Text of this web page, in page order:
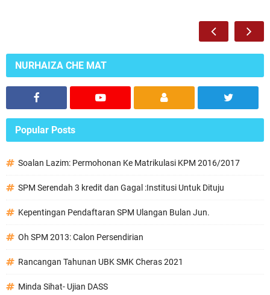
NURHAIZA CHE MAT
Popular Posts
Soalan Lazim: Permohonan Ke Matrikulasi KPM 2016/2017
SPM Serendah 3 kredit dan Gagal :Institusi Untuk Dituju
Kepentingan Pendaftaran SPM Ulangan Bulan Jun.
Oh SPM 2013: Calon Persendirian
Rancangan Tahunan UBK SMK Cheras 2021
Minda Sihat- Ujian DASS